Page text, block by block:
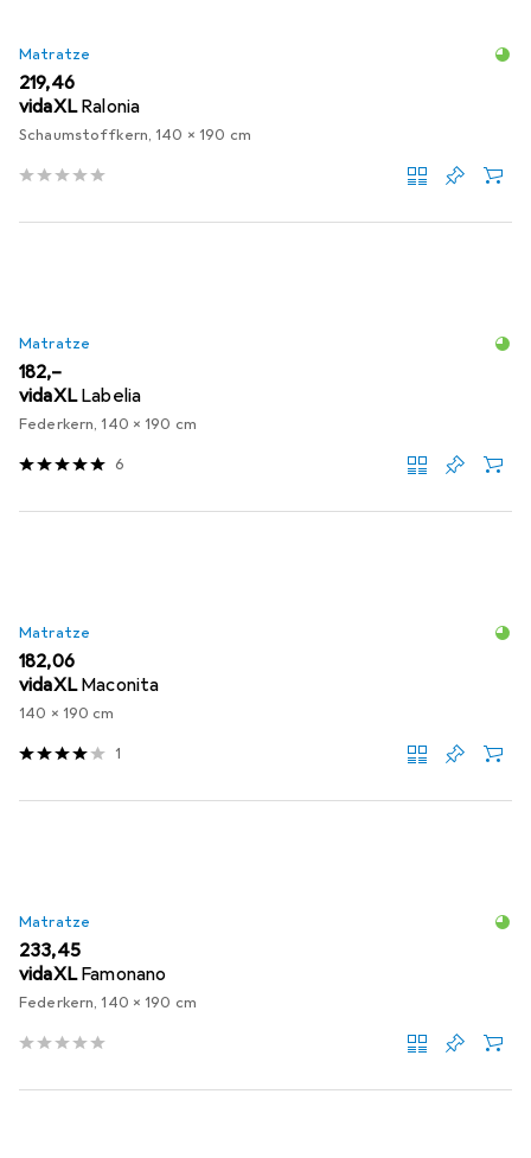
Matratze
EUR
219,46
vidaXL Ralonia
Schaumstoffkern, 140 x 190 cm
Matratze
EUR
182,–
vidaXL Labelia
Federkern, 140 x 190 cm
6
Matratze
EUR
182,06
vidaXL Maconita
140 x 190 cm
1
Matratze
EUR
233,45
vidaXL Famonano
Federkern, 140 x 190 cm